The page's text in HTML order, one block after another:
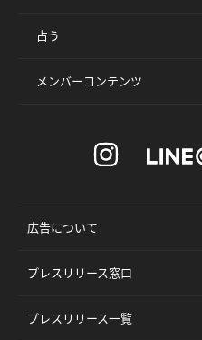
占う
メンバーコンテンツ
広告について
プレスリリース窓口
プレスリリース一覧